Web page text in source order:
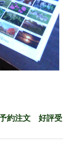
約注文 好評受